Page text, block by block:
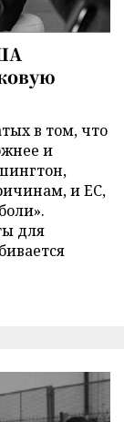
в том, что
и
и ЕС,
для